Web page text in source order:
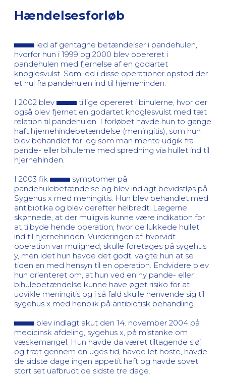
Hændelsesforløb
led af gentagne betændelser i pandehulen,
hvorfor hun i 1999 og 2000 blev opereret i
pandehulen med fjernelse af en godartet
knoglesvulst. Som led i disse operationer opstod der
et hul fra pandehulen ind til hjernehinden.
I 2002 blev
tillige opereret i bihulerne, hvor der
også blev fjernet en godartet knoglesvulst med tæt
relation til pandehulen. I forløbet havde hun to gange
haft hjernehindebetændelse (meningitis), som hun
blev behandlet for, og som man mente udgik fra
pande- eller bihulerne med spredning via hullet ind til
hjernehinden.
I 2003 fik
symptomer på
pandehulebetændelse og blev indlagt bevidstløs på
Sygehus x med meningitis. Hun blev behandlet med
antibiotika og blev derefter helbredt. Lægerne
skønnede, at der muligvis kunne være indikation for
at tilbyde hende operation, hvor de lukkede hullet
ind til hjernehinden. Vurderingen af, hvorvidt
operation var mulighed, skulle foretages på sygehus
y, men idet hun havde det godt, valgte hun at se
tiden an med hensyn til en operation. Endvidere blev
hun orienteret om, at hun ved en ny pande- eller
bihulebetændelse kunne have øget risiko for at
udvikle meningitis og i så fald skulle henvende sig til
sygehus x med henblik på antibiotisk behandling.
blev indlagt akut den 14. november 2004 på
medicinsk afdeling, sygehus x, på mistanke om
væskemangel. Hun havde da været tiltagende sløj
og træt gennem en uges tid, havde let hoste, havde
de sidste dage ingen appetit haft og havde sovet
stort set uafbrudt de sidste tre dage.